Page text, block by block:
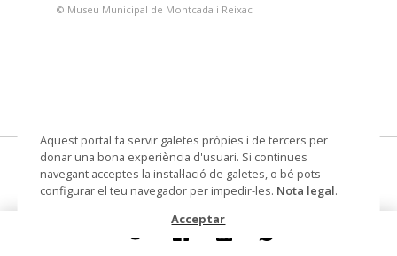
© Museu Municipal de Montcada i Reixac
Llàntia de ceràmica
llàntia
Aquest portal fa servir galetes pròpies i de tercers per
donar una bona experiència d'usuari. Si continues
navegant acceptes la instal·lació de galetes, o bé pots
configurar el teu navegador per impedir-les. Nota legal.
Acceptar